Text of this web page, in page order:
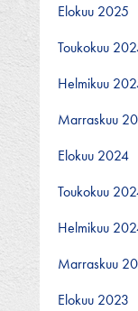
Elokuu 2025
Toukokuu
Helmikuu
Marraskuu
Elokuu 2024
Toukokuu
Helmikuu
Marraskuu
Elokuu 2023